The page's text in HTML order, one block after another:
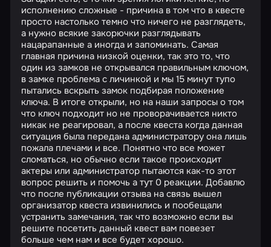
исполнению сложные - причина в том что в квесте
просто настолько темно что ничего не разглядеть,
а нужно всякие закорючки разглядывать
нацарапанные а иногда и запоминать. Самая
главная причина низкой оценки, так это то, что
один из замков не открывался правильным ключом,
в замке проблема с личинкой и мы 15 минут тупо
пытались вскрыть замок подбирая положение
ключа. В итоге открыли, но на наши запросы о том
что ключ подходит но не проворачивается никто
никак не реагировал, а после квеста когда данная
ситуация была передана администратору она лишь
пожала плечами и все. Понятно что все может
сломаться, но обычно если такое происходит
актеры или администратор пытаются как-то этот
вопрос решить и помочь а тут 0 реакции. Добавлю
что после публикации отзыва на связь вышел
организатор квеста извинились и пообещали
устранить замечания, так что возможно если вы
решите посетить данный квест вам повезет
больше чем нам и все будет хорошо.